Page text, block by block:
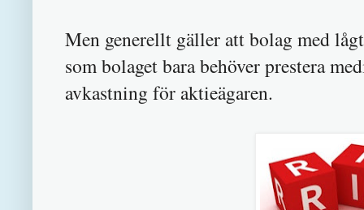
Men generellt gäller att bolag med
som bolaget bara behöver prestera
avkastning för aktieägaren.